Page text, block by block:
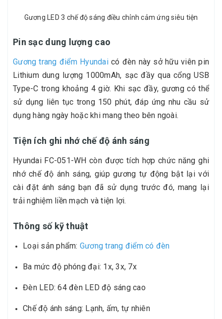
Gương LED 3 chế độ sáng điều chỉnh cảm ứng siêu tiện
Pin sạc dung lượng cao
Gương trang điểm Hyundaicó đèn này sở hữu viên pin
Lithium dung lượng 1000mAh, sạc đầy qua cổng USB
Type-C trong khoảng 4 giờ. Khi sạc đầy, gương có thể
sử dụng liên tục trong 150 phút, đáp ứng nhu cầu sử
dụng hàng ngày hoặc khi mang theo bên ngoài.
Tiện ích ghi nhớ chế độ ánh sáng
Hyundai FC-051-WH còn được tích hợp chức năng ghi
nhớ chế độ ánh sáng, giúp gương tự động bật lại với
cài đặt ánh sáng bạn đã sử dụng trước đó, mang lại
trải nghiệm liền mạch và tiện lợi.
Thông số kỹ thuật
Loại sản phẩm: Gương trang điểm có đèn
Ba mức độ phóng đại: 1x, 3x, 7x
Đèn LED: 64 đèn LED độ sáng cao
Chế độ ánh sáng: Lạnh, ấm, tự nhiên